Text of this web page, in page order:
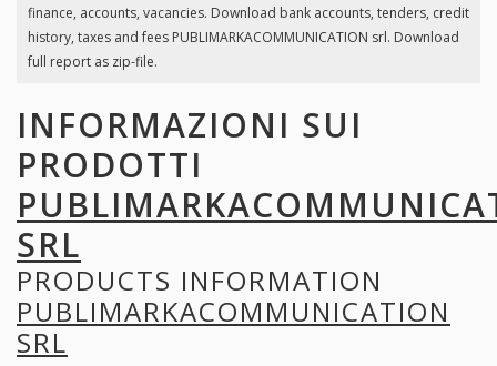
finance, accounts, vacancies. Download bank accounts, tenders, credit
history, taxes and fees PUBLIMARKACOMMUNICATION srl. Download
full report as zip-file.
INFORMAZIONI SUI
PRODOTTI
SRL
PRODUCTS INFORMATION
PUBLIMARKACOMMUNICATION
SRL